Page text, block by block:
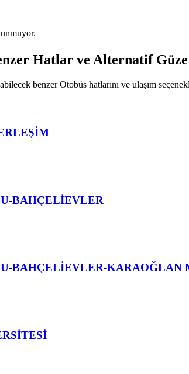
Hatlar ve Alternatif
benzer Otobüs hatlarını ve ulaşım
BAHÇELİEVLER
BAHÇELİEVLER-KARAOĞLAN